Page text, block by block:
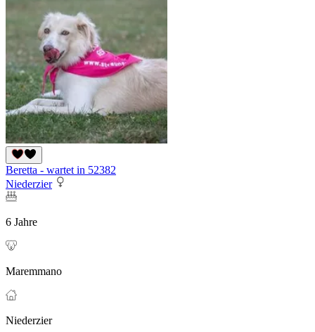
Beretta - wartet in 52382
Niederzier
6 Jahre
Maremmano
Niederzier